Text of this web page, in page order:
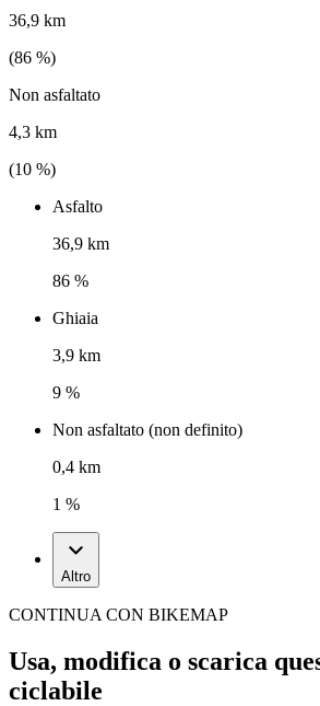
36,9 km
(86 %)
Non asfaltato
4,3 km
(10 %)
Asfalto
36,9 km
86 %
Ghiaia
3,9 km
9 %
Non asfaltato (non definito)
0,4 km
1 %
Altro
CONTINUA CON BIKEMAP
Usa, modifica o scarica
ciclabile